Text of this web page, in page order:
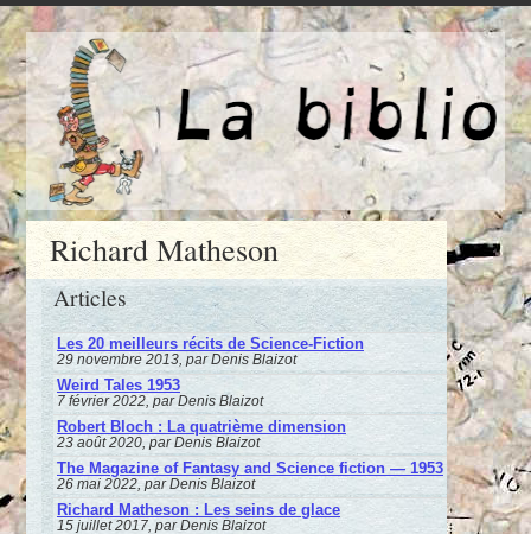
Richard Matheson
Articles
Les 20 meilleurs récits de Science-Fiction
29 novembre 2013, par Denis Blaizot
Weird Tales 1953
7 février 2022, par Denis Blaizot
Robert Bloch : La quatrième dimension
23 août 2020, par Denis Blaizot
The Magazine of Fantasy and Science fiction — 1953
26 mai 2022, par Denis Blaizot
Richard Matheson : Les seins de glace
15 juillet 2017, par Denis Blaizot